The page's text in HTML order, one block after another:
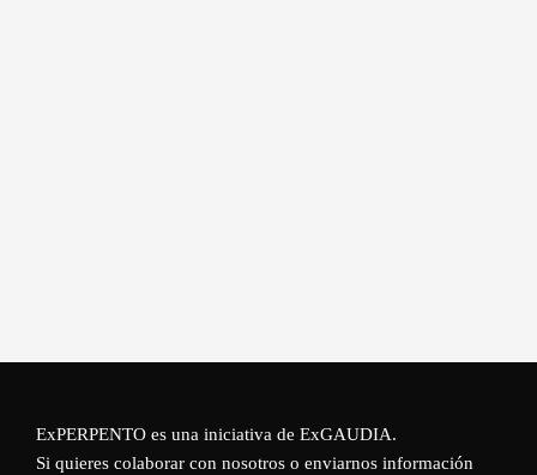
ExPERPENTO es una iniciativa de ExGAUDIA.
Si quieres colaborar con nosotros o enviarnos información